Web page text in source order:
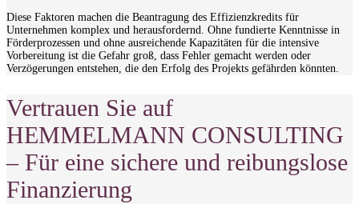
Diese Faktoren machen die Beantragung des Effizienzkredits für
Unternehmen komplex und herausfordernd. Ohne fundierte Kenntnisse in
Förderprozessen und ohne ausreichende Kapazitäten für die intensive
Vorbereitung ist die Gefahr groß, dass Fehler gemacht werden oder
Verzögerungen entstehen, die den Erfolg des Projekts gefährden könnten.
Vertrauen Sie auf
HEMMELMANN CONSULTING
– Für eine sichere und reibungslose
Finanzierung